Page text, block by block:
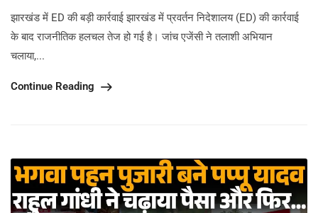
झारखंड में ED की बड़ी कार्रवाई झारखंड में प्रवर्तन निदेशालय (ED) की कार्रवाई
के बाद राजनीतिक हलचल तेज हो गई है। जांच एजेंसी ने तलाशी अभियान
चलाया,...
Continue Reading